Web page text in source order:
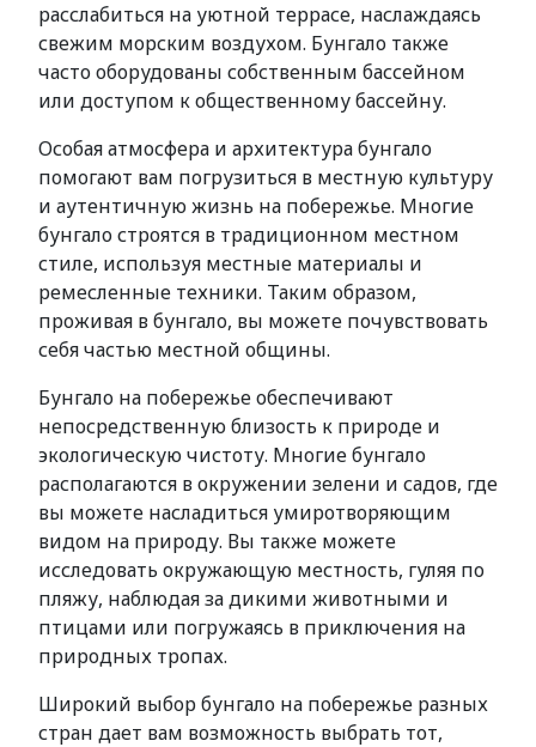
расслабиться на уютной террасе, наслаждаясь
свежим морским воздухом. Бунгало также
часто оборудованы собственным бассейном
или доступом к общественному бассейну.
Особая атмосфера и архитектура бунгало
помогают вам погрузиться в местную культуру
и аутентичную жизнь на побережье. Многие
бунгало строятся в традиционном местном
стиле, используя местные материалы и
ремесленные техники. Таким образом,
проживая в бунгало, вы можете почувствовать
себя частью местной общины.
Бунгало на побережье обеспечивают
непосредственную близость к природе и
экологическую чистоту. Многие бунгало
располагаются в окружении зелени и садов, где
вы можете насладиться умиротворяющим
видом на природу. Вы также можете
исследовать окружающую местность, гуляя по
пляжу, наблюдая за дикими животными и
птицами или погружаясь в приключения на
природных тропах.
Широкий выбор бунгало на побережье разных
стран дает вам возможность выбрать тот,